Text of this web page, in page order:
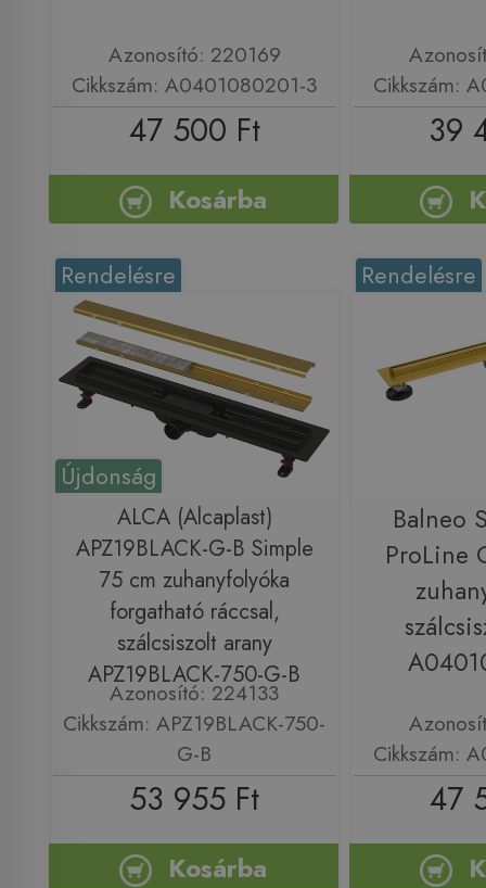
Azonosító: 220169
Cikkszám: A0401080201-3
47 500 Ft
Kosárba
Cikkszám:
39
Újdonság
Rendelésre
ALCA (Alcaplast)
APZ19BLACK-G-B Simple
75 cm zuhanyfolyóka
forgatható ráccsal,
szálcsiszolt arany
APZ19BLACK-750-G-B
Azonosító: 224133
Cikkszám: APZ19BLACK-750-
G-B
53 955 Ft
Kosárba
Rendelésre
Balneo
ProLine
Cikkszám:
47